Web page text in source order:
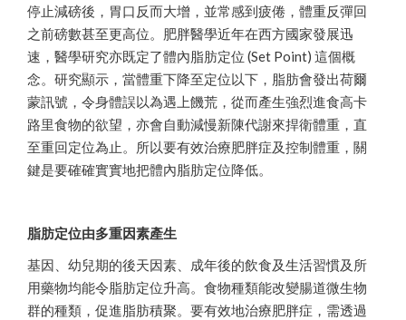
停止減磅後，胃口反而大增，並常感到疲倦，體重反彈回
之前磅數甚至更高位。肥胖醫學近年在西方國家發展迅
速，醫學研究亦既定了體內脂肪定位 (Set Point) 這個概
念。研究顯示，當體重下降至定位以下，脂肪會發出荷爾
蒙訊號，令身體誤以為遇上饑荒，從而產生強烈進食高卡
路里食物的欲望，亦會自動減慢新陳代謝來捍衛體重，直
至重回定位為止。所以要有效治療肥胖症及控制體重，關
鍵是要確確實實地把體內脂肪定位降低。
脂肪定位由多重因素產生
基因、幼兒期的後天因素、成年後的飲食及生活習慣及所
用藥物均能令脂肪定位升高。食物種類能改變腸道微生物
群的種類，促進脂肪積聚。要有效地治療肥胖症，需透過